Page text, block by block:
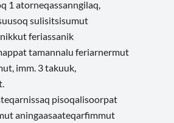
1 atorneqassanngilaq,
sulisitsisumut
feriassanik
tamannalu feriarnermut
imm. 3 takuuk,
pisoqalisoorpat
aningaasaateqarfimmut